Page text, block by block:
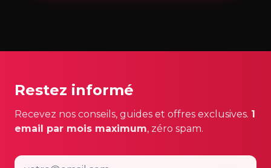
Restez informé
Recevez nos conseils, guides et offres exclusives. 1
email par mois maximum, zéro spam.
Email